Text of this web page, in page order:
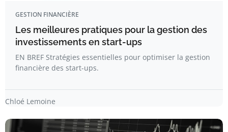
GESTION FINANCIÈRE
Les meilleures pratiques pour la gestion des
investissements en start-ups
EN BREF Stratégies essentielles pour optimiser la gestion
financière des start-ups.
Chloé Lemoine